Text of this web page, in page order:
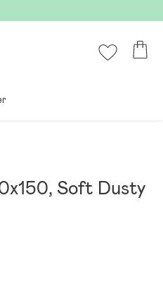
Soft Dusty